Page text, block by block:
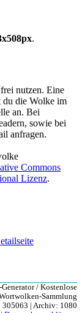
.
nutzen. Eine
du die Wolke im
an. Bei
sowie bei
anfragen.
Commons
Lizenz.
/ Kostenlose
Sammlung
| Archiv: 1080